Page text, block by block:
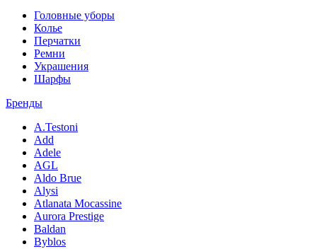
Головные уборы
Колье
Перчатки
Ремни
Украшения
Шарфы
Бренды
A.Testoni
Add
Adele
AGL
Aldo Brue
Alysi
Atlanata Mocassine
Aurora Prestige
Baldan
Byblos